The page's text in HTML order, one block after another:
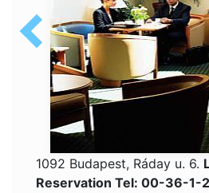
1092 Budapest, Ráday u. 6.
Reservation Tel: 00-36-1-